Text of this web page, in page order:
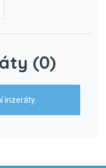
(0)
inzeráty.